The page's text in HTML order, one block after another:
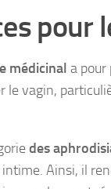
pour
médicinal a
le vagin,
des
Ainsi, il